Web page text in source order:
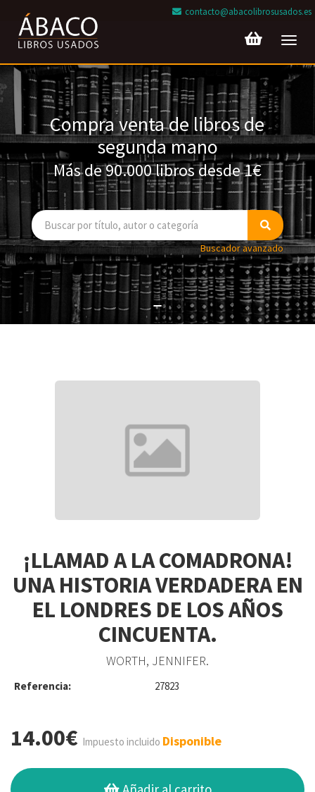
contacto@abacolibrosusados.es
Compra venta de libros de
segunda mano
Más de 90.000 libros desde 1€
Buscador avanzado
¡LLAMAD A LA COMADRONA!
UNA HISTORIA VERDADERA EN
EL LONDRES DE LOS AÑOS
CINCUENTA.
WORTH, JENNIFER.
Referencia: 27823
14.00€ Impuesto incluido Disponible